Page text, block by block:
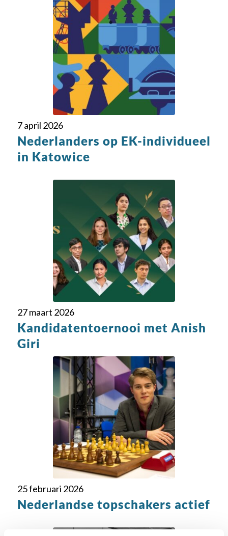
7 april 2026
Nederlanders op EK-individueel
in Katowice
27 maart 2026
Kandidatentoernooi met Anish
Giri
25 februari 2026
Nederlandse topschakers actief